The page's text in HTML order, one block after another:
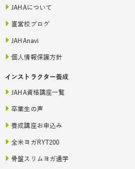
JAHAについて
直営校ブログ
JAHAnavi
個人情報保護方針
インストラクター養成
JAHA資格講座一覧
卒業生の声
養成講座お申込み
全米ヨガRYT200
骨盤スリムヨガ通学